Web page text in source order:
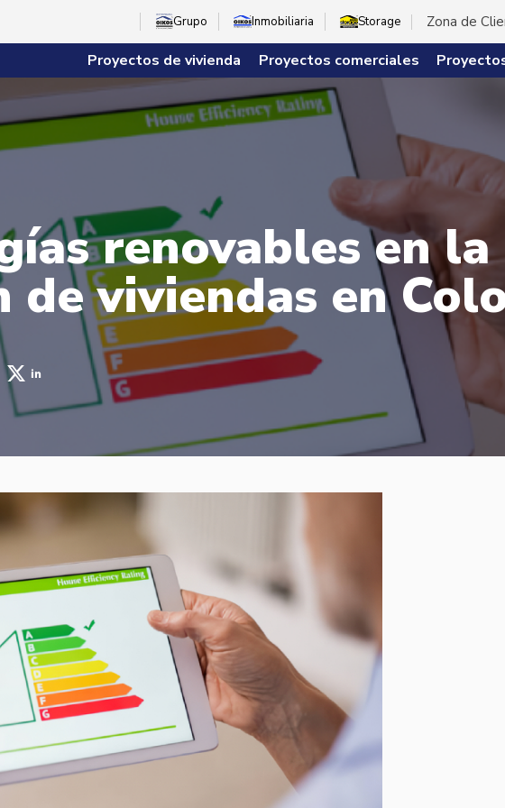
Grupo Inmobiliaria Storage Zona de
Proyectos de vivienda Proyectos comerciales
renovables en la
de viviendas en